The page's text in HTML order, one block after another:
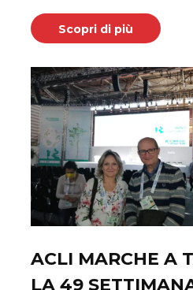
Scopri di più
ACLI MARCHE A
LA 49